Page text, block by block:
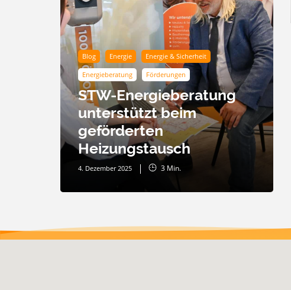
Blog Energie Energie & Sicherheit
Energieberatung Förderungen
STW-Energieberatung
unterstützt beim
geförderten
Heizungstausch
4. Dezember 2025 3 Min.